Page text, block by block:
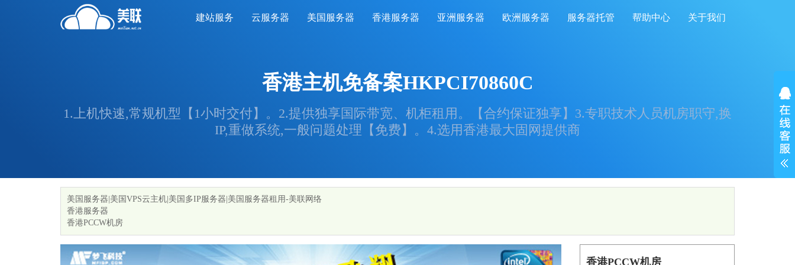
建站服务 云服务器 美国服务器 香港服务器 亚洲服务器 欧洲服务器 服务器托管 帮助中心 关于我们
香港主机免备案HKPCI70860C
1.上机快速,常规机型【1小时交付】。2.提供独享国际带宽、机柜租用。【合约保证独享】3.专职技术人员机房职守,换
IP,重做系统,一般问题处理【免费】。4.选用香港最大固网提供商
美国服务器|美国VPS云主机|美国多IP服务器|美国服务器租用-美联网络
香港服务器
香港PCCW机房
香港PCCW机房